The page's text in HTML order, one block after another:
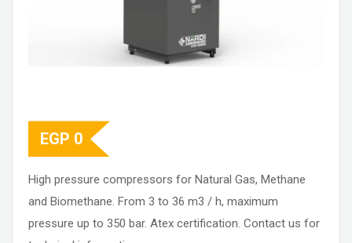
EGP 0
High pressure compressors for Natural Gas, Methane
and Biomethane. From 3 to 36 m3 / h, maximum
pressure up to 350 bar. Atex certification. Contact us for